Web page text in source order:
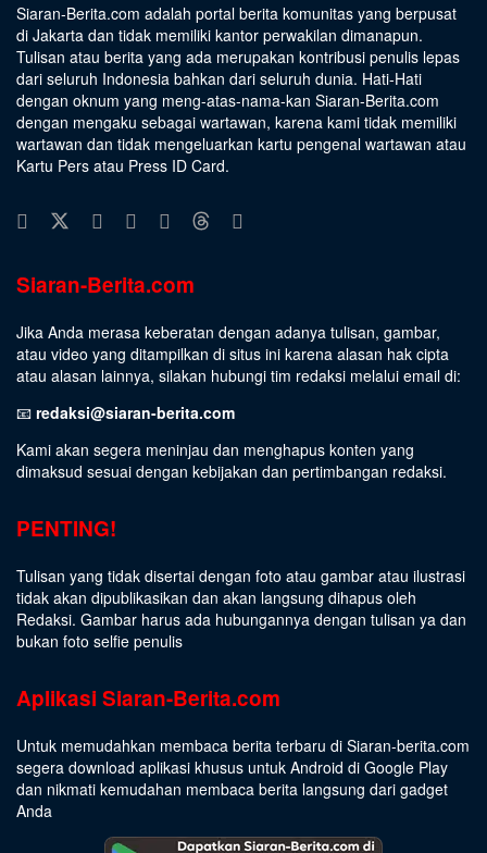
Siaran-Berita.com adalah portal berita komunitas yang berpusat
di Jakarta dan tidak memiliki kantor perwakilan dimanapun.
Tulisan atau berita yang ada merupakan kontribusi penulis lepas
dari seluruh Indonesia bahkan dari seluruh dunia. Hati-Hati
dengan oknum yang meng-atas-nama-kan Siaran-Berita.com
dengan mengaku sebagai wartawan, karena kami tidak memiliki
wartawan dan tidak mengeluarkan kartu pengenal wartawan atau
Kartu Pers atau Press ID Card.
Siaran-Berita.com
Jika Anda merasa keberatan dengan adanya tulisan, gambar,
atau video yang ditampilkan di situs ini karena alasan hak cipta
atau alasan lainnya, silakan hubungi tim redaksi melalui email di:
📧 redaksi@siaran-berita.com
Kami akan segera meninjau dan menghapus konten yang
dimaksud sesuai dengan kebijakan dan pertimbangan redaksi.
PENTING!
Tulisan yang tidak disertai dengan foto atau gambar atau ilustrasi
tidak akan dipublikasikan dan akan langsung dihapus oleh
Redaksi. Gambar harus ada hubungannya dengan tulisan ya dan
bukan foto selfie penulis
Aplikasi Siaran-Berita.com
Untuk memudahkan membaca berita terbaru di Siaran-berita.com
segera download aplikasi khusus untuk Android di Google Play
dan nikmati kemudahan membaca berita langsung dari gadget
Anda